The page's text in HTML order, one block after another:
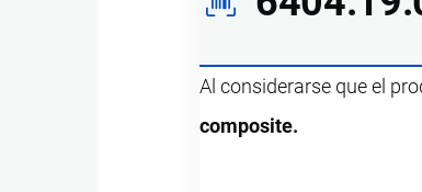
Al considerarse que el
composite.